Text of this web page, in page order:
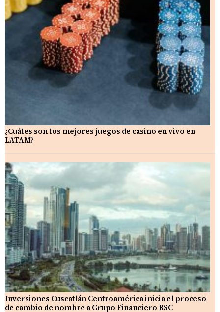
¿Cuáles son los mejores juegos de casino en vivo en
LATAM?
Inversiones Cuscatlán Centroamérica inicia el proceso
de cambio de nombre a Grupo Financiero BSC